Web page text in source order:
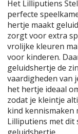
Het Lilliputiens
perfecte
hertje maakt
zorgt voor extra
vrolijke kleuren
voor kinderen.
geluidshertje de
vaardigheden van
het hertje ideaal
zodat je kleintje
kind kennismaken
Lilliputiens met dit